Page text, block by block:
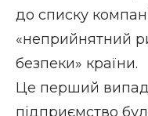
до списку
«неприйнятний
безпеки» країни.
Це перший
підприємство